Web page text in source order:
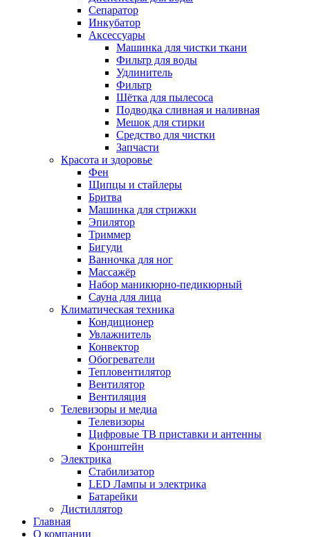
Сепаратор
Инкубатор
Аксессуары
Машинка для чистки ткани
Фильтр для воды
Удлинитель
Фильтр
Шётка для пылесоса
Подводка сливная и наливная
Мешок для стирки
Средство для чистки
Запчасти
Красота и здоровье
Фен
Щипцы и стайлеры
Бритва
Машинка для стрижки
Эпилятор
Триммер
Бигуди
Ванночка для ног
Массажёр
Набор маникюрно-педикюрный
Сауна для лица
Климатическая техника
Кондиционер
Увлажнитель
Конвектор
Обогреватели
Тепловентилятор
Вентилятор
Вентиляция
Телевизоры и медиа
Телевизоры
Цифровые ТВ приставки и антенны
Кронштейн
Электрика
Стабилизатор
LED Лампы и электрика
Батарейки
Дистиллятор
Главная
О компании